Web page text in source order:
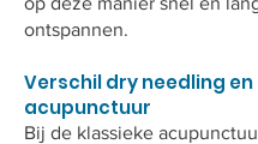
ontspannen.
Verschil dry needling en
acupunctuur
Bij de klassieke